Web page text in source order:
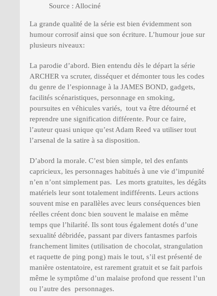
Source : Allociné
La grande qualité de la série est bien évidemment son
humour corrosif ainsi que son écriture. L’humour joue sur
plusieurs niveaux:
La parodie d’abord. Bien entendu dès le départ la série
ARCHER va scruter, disséquer et démonter tous les codes
du genre de l’espionnage à la JAMES BOND, gadgets,
facilités scénaristiques, personnage en smoking,
poursuites en véhicules variés, tout va être détourné et
reprendre une signification différente. Pour ce faire,
l’auteur quasi unique qu’est Adam Reed va utiliser tout
l’arsenal de la satire à sa disposition.
D’abord la morale. C’est bien simple, tel des enfants
capricieux, les personnages habitués à une vie d’impunité
n’en n’ont simplement pas. Les morts gratuites, les dégâts
matériels leur sont totalement indifférents. Leurs actions
souvent mise en parallèles avec leurs conséquences bien
réelles créent donc bien souvent le malaise en même
temps que l’hilarité. Ils sont tous également dotés d’une
sexualité débridée, passant par divers fantasmes parfois
franchement limites (utilisation de chocolat, strangulation
et raquette de ping pong) mais le tout, s’il est présenté de
manière ostentatoire, est rarement gratuit et se fait parfois
même le symptôme d’un malaise profond que ressent l’un
ou l’autre des personnages.